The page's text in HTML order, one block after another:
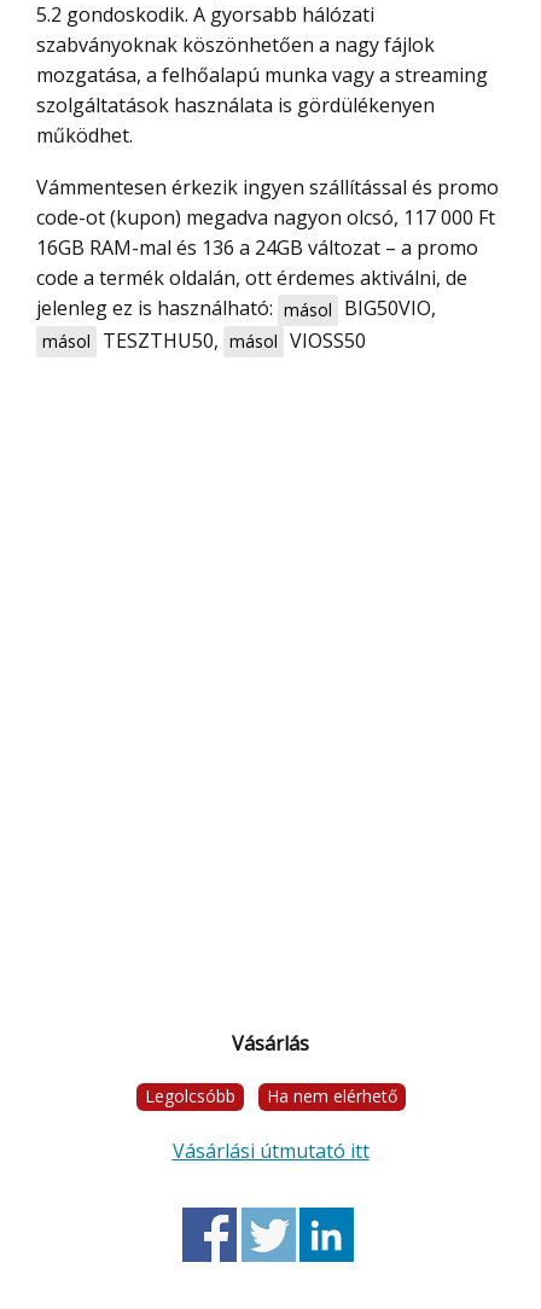
5.2 gondoskodik. A gyorsabb hálózati
szabványoknak köszönhetően a nagy fájlok
mozgatása, a felhőalapú munka vagy a streaming
szolgáltatások használata is gördülékenyen
működhet.
Vámmentesen érkezik ingyen szállítással és promo
code-ot (kupon) megadva nagyon olcsó, 117 000 Ft
16GB RAM-mal és 136 a 24GB változat – a promo
code a termék oldalán, ott érdemes aktiválni, de
jelenleg ez is használható: másol BIG50VIO,
másol TESZTHU50, másol VIOSS50
Vásárlás
Legolcsóbb Ha nem elérhető
Vásárlási útmutató itt